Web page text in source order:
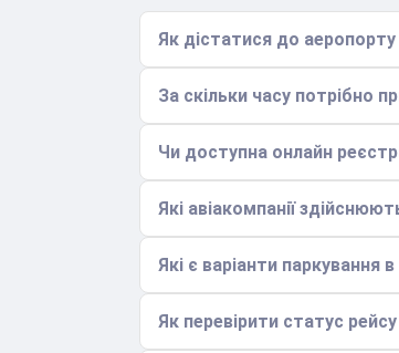
Як дістатися до
За скільки часу потрібно
Чи доступна онлайн
Які авіакомпанії
Які є варіанти паркування
Як перевірити статус